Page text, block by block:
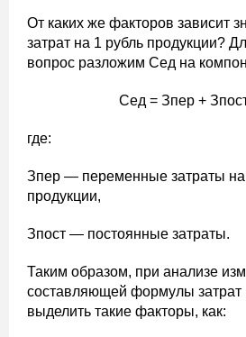
От каких же факторов зависит
затрат на 1 рубль продукции?
вопрос разложим Сед на
Сед = Зпер +
где:
Зпер — переменные затраты
продукции,
Зпост — постоянные затраты.
Таким образом, при анализе
составляющей формулы затрат
выделить такие факторы, как: